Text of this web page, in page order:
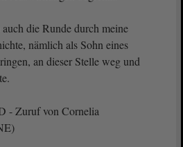
die Runde durch meine
nämlich als Sohn eines
an dieser Stelle weg und
- Zuruf von Cornelia